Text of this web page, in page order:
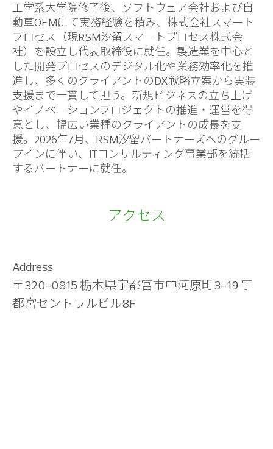
工学系大学院修了後、ソフトウェア会社および自
動車OEMにて実務経験を積み、株式会社スマート
プロセス（現RSM汐留スマートプロセス株式会
社）を設立し代表取締役に就任。製造業を中心と
した開発プロセスのデジタル化や業務効率化を推
進し、多くのクライアントのDX戦略立案から実装
支援まで一貫して担う。新規ビジネスの立ち上げ
やイノベーションプロジェクトの推進・運営を得
意とし、幅広い業種のクライアントの成長を支
援。2026年7月、RSM汐留パートナーズへのグルー
プインに伴い、ITコンサルティング事業部を統括
するパートナーに就任。
アクセス
Address
〒320-0815 栃木県宇都宮市中河原町3-19 宇
都宮セントラルビル8F